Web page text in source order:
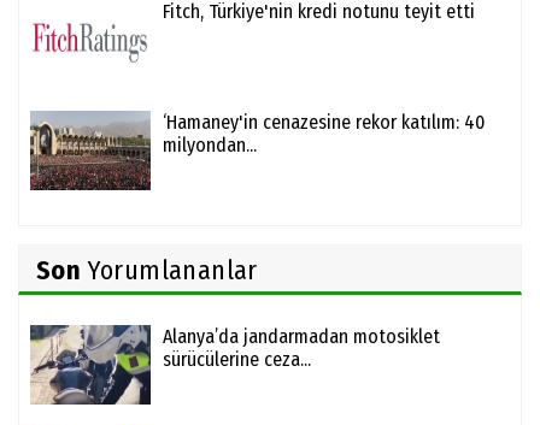
Fitch, Türkiye'nin kredi notunu teyit etti
‘Hamaney'in cenazesine rekor katılım: 40
milyondan...
Son Yorumlananlar
Alanya’da jandarmadan motosiklet
sürücülerine ceza...